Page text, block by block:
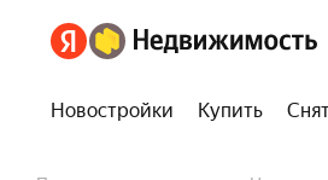
Новостройки Купить